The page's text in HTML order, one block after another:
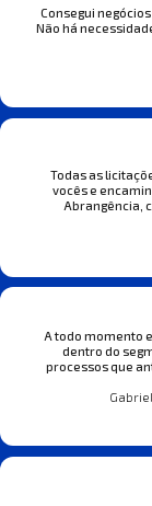
Consegui
Não há
Todas as
vocês e
Abrangência,
A todo momento
dentro do
processos que